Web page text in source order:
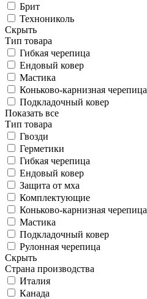
Брит
Технониколь
Скрыть
Тип товара
Гибкая черепица
Ендовый ковер
Мастика
Коньково-карнизная черепица
Подкладочный ковер
Показать все
Тип товара
Гвозди
Герметики
Гибкая черепица
Ендовый ковер
Защита от мха
Комплектующие
Коньково-карнизная черепица
Мастика
Подкладочный ковер
Рулонная черепица
Скрыть
Страна производства
Италия
Канада